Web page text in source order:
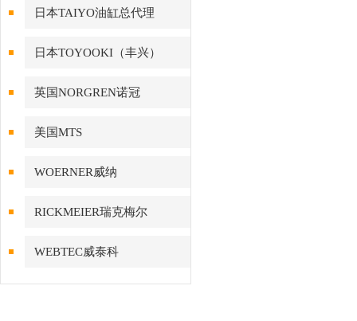
日本TAIYO油缸总代理
日本TOYOOKI（丰兴）
英国NORGREN诺冠
美国MTS
WOERNER威纳
RICKMEIER瑞克梅尔
WEBTEC威泰科